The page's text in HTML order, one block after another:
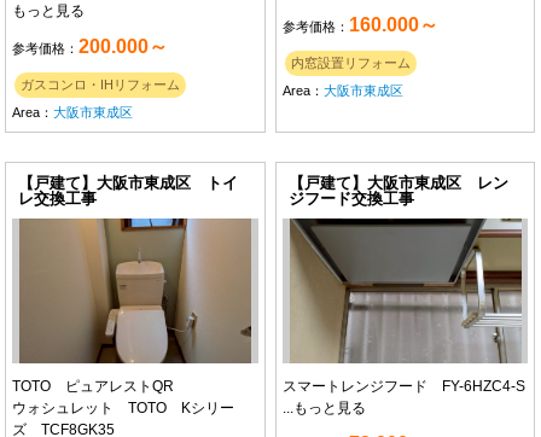
もっと見る
参考価格：200.000～
ガスコンロ・IHリフォーム
Area：大阪市東成区
参考価格： 160.000～
内窓設置リフォーム
Area：大阪市東成区
【戸建て】大阪市東成区 トイ
レ交換工事
TOTO ピュアレストQR
ウォシュレット TOTO Kシリー
ズ TCF8GK35
【戸建て】大阪市東成区 レン
ジフード交換工事
スマートレンジフード FY-6HZC4-S
...もっと見る